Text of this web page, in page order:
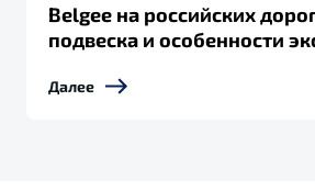
Belgee на российских
подвеска и особенности
Далее